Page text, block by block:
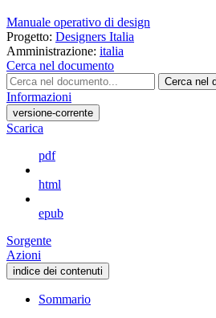
Manuale operativo di design
Progetto: Designers Italia
Amministrazione: italia
Cerca nel documento
Cerca nel
Informazioni
versione-corrente
Scarica
pdf
html
epub
Sorgente
Azioni
indice dei contenuti
Sommario